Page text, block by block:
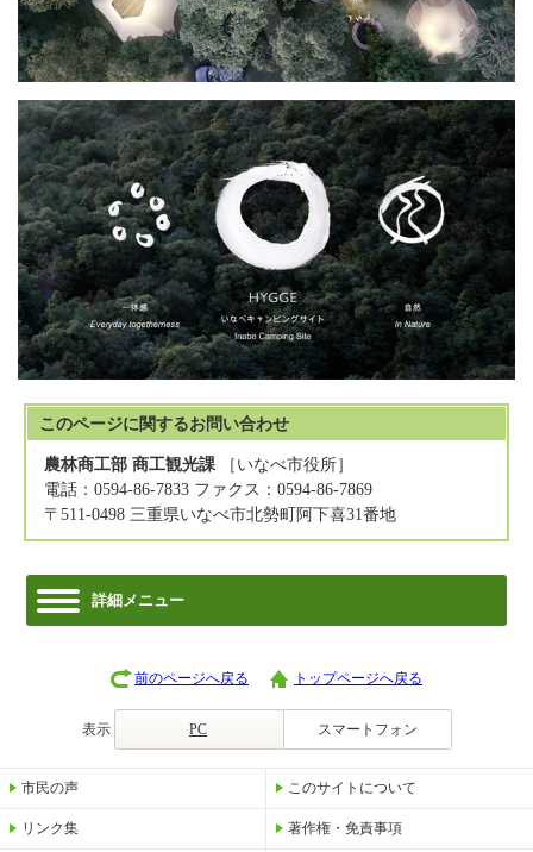
このページに関するお問い合わせ
農林商工部 商工観光課 ［いなべ市役所］
電話：0594-86-7833 ファクス：0594-86-7869
〒511-0498 三重県いなべ市北勢町阿下喜31番地
詳細メニュー
前のページへ戻る トップページへ戻る
表示 PC スマートフォン
市民の声 このサイトについて
リンク集 著作権・免責事項